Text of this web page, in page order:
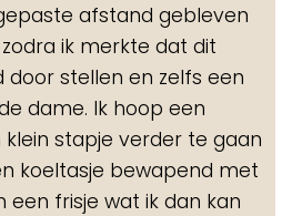
afstand gebleven
ik merkte dat dit
stellen en zelfs een
dame. Ik hoop een
stapje verder te gaan
koeltasje bewapend met
een frisje wat ik dan kan